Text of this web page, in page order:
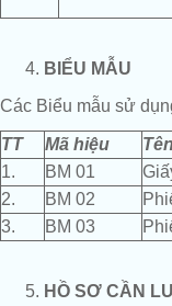
BIỂU MẪU
Các Biểu mẫu sử
TT Mã hiệu
1.
BM 01
2.
BM 02
3.
BM 03
HỒ SƠ CẦN